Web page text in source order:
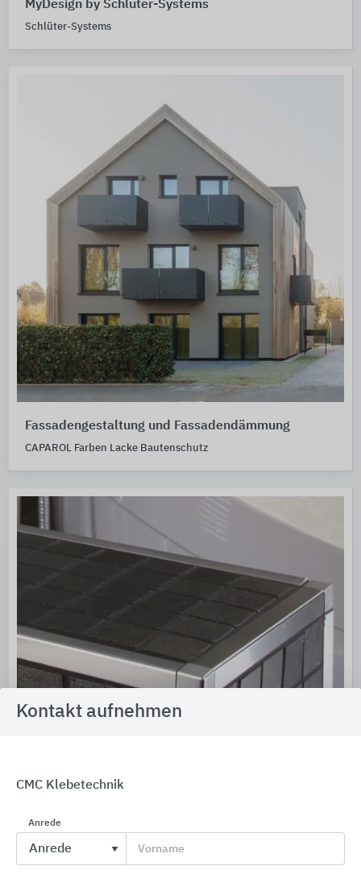
MyDesign by Schlüter-Systems
Schlüter-Systems
Fassadengestaltung und Fassadendämmung
CAPAROL Farben Lacke Bautenschutz
Profile für Wand, Boden, Treppe und Sanierung
Kontakt aufnehmen
CMC Klebetechnik
Anrede
Vorname